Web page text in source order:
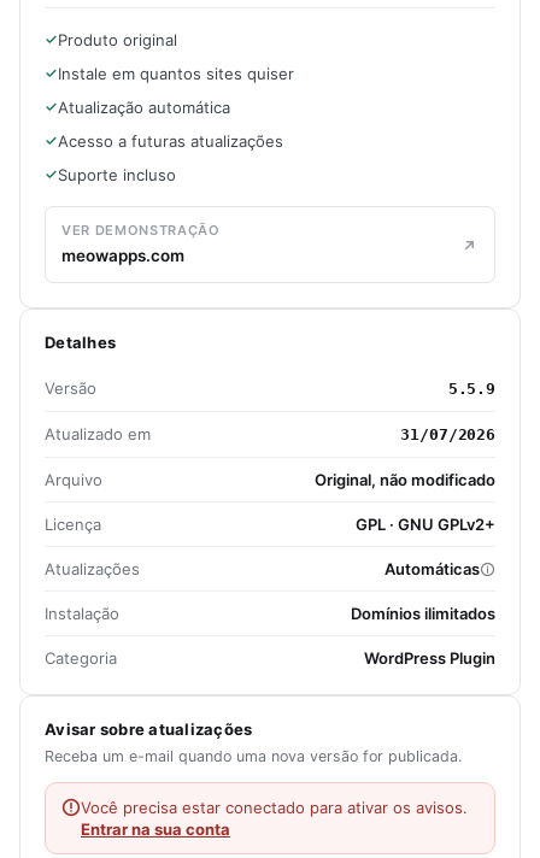
Produto original
Instale em quantos sites quiser
Atualização automática
Acesso a futuras atualizações
Suporte incluso
VER DEMONSTRAÇÃO
meowapps.com
Detalhes
Versão 5.5.9
Atualizado em 31/07/2026
Arquivo Original, não modificado
Licença GPL · GNU GPLv2+
Atualizações Automáticas
Instalação Domínios ilimitados
Categoria WordPress Plugin
Avisar sobre atualizações
Receba um e-mail quando uma nova versão for publicada.
Você precisa estar conectado para ativar os avisos.
Entrar na sua conta